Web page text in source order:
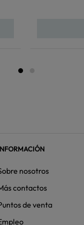
nosotros
contactos
de venta